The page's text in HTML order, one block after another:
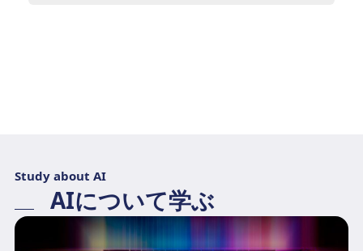
Study about AI
AIについて学ぶ